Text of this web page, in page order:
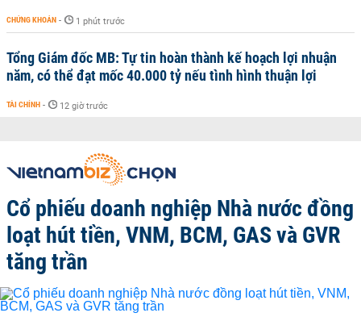
CHỨNG KHOÁN - 1 phút trước
Tổng Giám đốc MB: Tự tin hoàn thành kế hoạch lợi nhuận
năm, có thể đạt mốc 40.000 tỷ nếu tình hình thuận lợi
TÀI CHÍNH - 12 giờ trước
Cổ phiếu doanh nghiệp Nhà nước đồng
loạt hút tiền, VNM, BCM, GAS và GVR
tăng trần